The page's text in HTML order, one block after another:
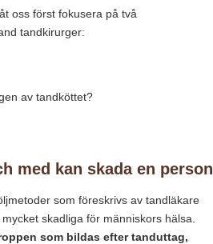
oss först fokusera på två
tandkirurger:
av tandköttet?
med kan skada en person
som föreskrivs av tandläkare
skadliga för människors hälsa.
som bildas efter tanduttag,